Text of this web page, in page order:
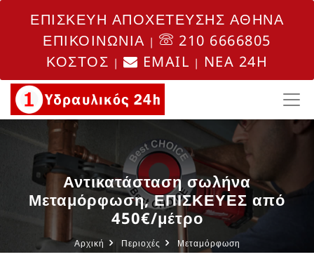
ΕΠΙΣΚΕΥΗ ΑΠΟΧΕΤΕΥΣΗΣ ΑΘΗΝΑ
ΕΠΙΚΟΙΝΩΝΙΑ |
210 6666805
ΚΟΣΤΟΣ | EMAIL | NEA 24H
Αντικατάσταση σωλήνα
Μεταμόρφωση, ΕΠΙΣΚΕΥΕΣ από
450€/μέτρο
Αρχική Περιοχές Μεταμόρφωση